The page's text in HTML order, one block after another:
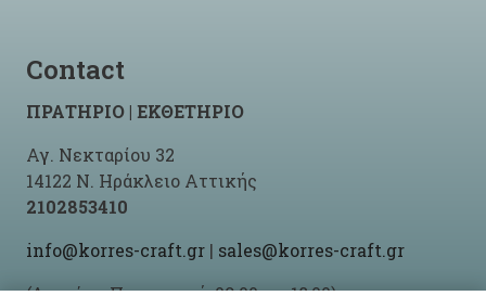
Contact
ΠΡΑΤΗΡΙΟ | ΕΚΘΕΤΗΡΙΟ
Αγ. Νεκταρίου 32
14122 Ν. Ηράκλειο Αττικής
2102853410
info@korres-craft.gr | sales@korres-craft.gr